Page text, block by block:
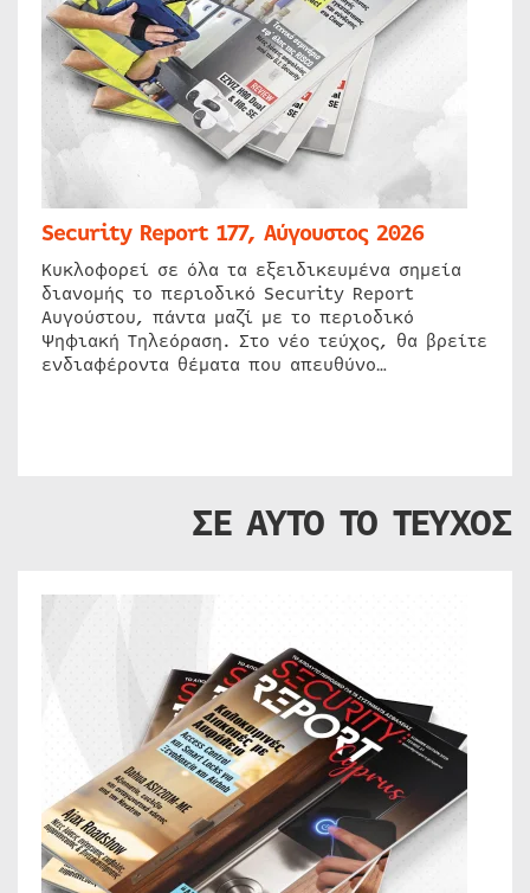
Security Report 177, Αύγουστος 2026
Κυκλοφορεί σε όλα τα εξειδικευμένα σημεία
διανομής το περιοδικό Security Report
Αυγούστου, πάντα μαζί με το περιοδικό
Ψηφιακή Τηλεόραση. Στο νέο τεύχος, θα βρείτε
ενδιαφέροντα θέματα που απευθύνο…
ΣΕ ΑΥΤΟ ΤΟ ΤΕΥΧΟΣ